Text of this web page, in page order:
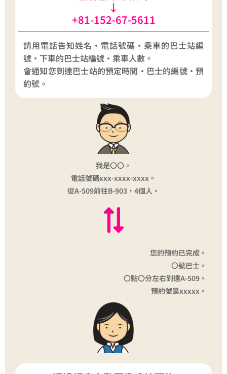
↓
+81-152-67-5611
請用電話告知姓名・電話號碼・乘車的巴士站編
號・下車的巴士站編號・乘車人數。
會通知您到達巴士站的預定時間・巴士的編號・預
約號。
我是〇〇。
電話號碼xxx-xxxx-xxxx。
從A-509前往B-903，4個人。
您的預約已完成。
〇號巴士。
〇點〇分左右到達A-509。
預約號是xxxxx。